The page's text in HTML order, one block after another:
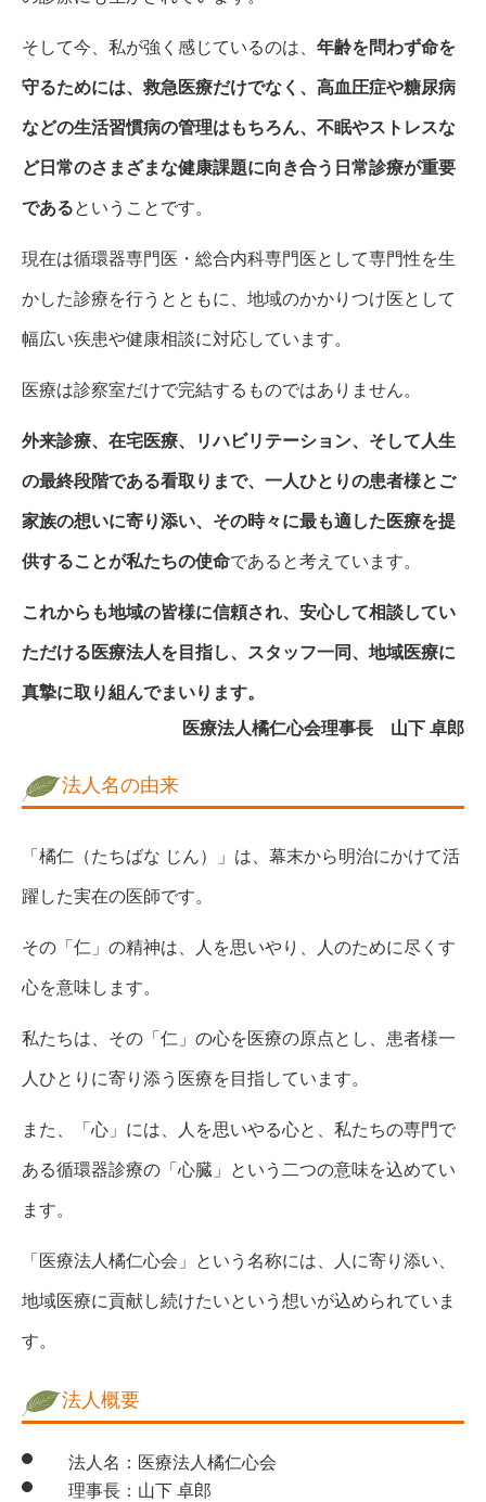
そして今、私が強く感じているのは、 年齢を問わず命を
守るためには、救急医療だけでなく、高血圧症や糖尿病
などの生活習慣病の管理はもちろん、不眠やストレスな
ど日常のさまざまな健康課題に向き合う日常診療が重要
であるということです。
現在は循環器専門医・総合内科専門医として専門性を生
かした診療を行うとともに、地域のかかりつけ医として
幅広い疾患や健康相談に対応しています。
医療は診察室だけで完結するものではありません。
外来診療、在宅医療、リハビリテーション、そして人生
の最終段階である看取りまで、一人ひとりの患者様とご
家族の想いに寄り添い、その時々に最も適した医療を提
供することが私たちの使命であると考えています。
これからも地域の皆様に信頼され、安心して相談してい
ただける医療法人を目指し、スタッフ一同、地域医療に
真摯に取り組んでまいります。
医療法人橘仁心会理事長 山下 卓郎
法人名の由来
「橘仁（たちばな じん）」は、幕末から明治にかけて活
躍した実在の医師です。
その「仁」の精神は、人を思いやり、人のために尽くす
心を意味します。
私たちは、その「仁」の心を医療の原点とし、患者様一
人ひとりに寄り添う医療を目指しています。
また、「心」には、人を思いやる心と、私たちの専門で
ある循環器診療の「心臓」という二つの意味を込めてい
ます。
「医療法人橘仁心会」という名称には、人に寄り添い、
地域医療に貢献し続けたいという想いが込められていま
す。
法人概要
法人名：医療法人橘仁心会
理事長：山下 卓郎